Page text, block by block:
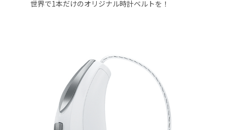
世界で1本だけのオリジナル時計ベルトを！